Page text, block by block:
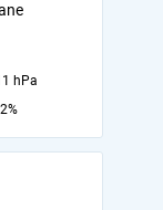
hPa